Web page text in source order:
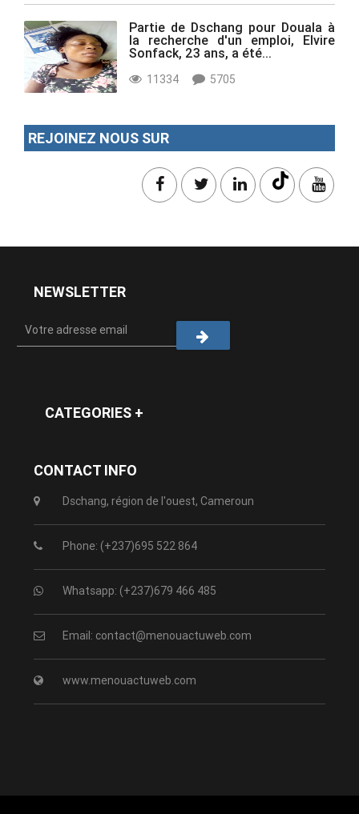
Partie de Dschang pour Douala à
la recherche d'un emploi, Elvire
Sonfack, 23 ans, a été...
11334 5705
REJOINEZ NOUS SUR
NEWSLETTER
CATEGORIES +
CONTACT INFO
Dschang, région de l'ouest, Cameroun
Phone: (+237)695 522 864
Whatsapp: (+237)679 466 485
Email: contact@menouactuweb.com
www.menouactuweb.com